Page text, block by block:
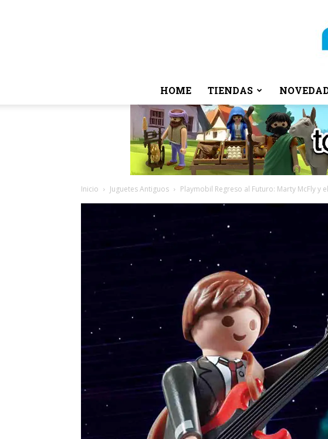
HOME TIENDAS
Inicio Juguetes Antiguos Playmobil Regreso al Futuro: Marty McFly y